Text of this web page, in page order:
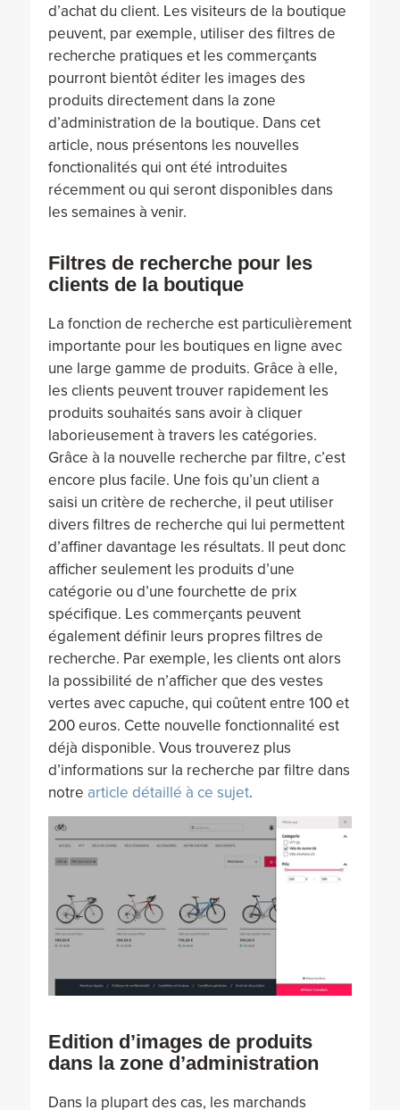
d’achat du client. Les visiteurs de la boutique
peuvent, par exemple, utiliser des filtres de
recherche pratiques et les commerçants
pourront bientôt éditer les images des
produits directement dans la zone
d’administration de la boutique. Dans cet
article, nous présentons les nouvelles
fonctionalités qui ont été introduites
récemment ou qui seront disponibles dans
les semaines à venir.
Filtres de recherche pour les
clients de la boutique
La fonction de recherche est particulièrement
importante pour les boutiques en ligne avec
une large gamme de produits. Grâce à elle,
les clients peuvent trouver rapidement les
produits souhaités sans avoir à cliquer
laborieusement à travers les catégories.
Grâce à la nouvelle recherche par filtre, c’est
encore plus facile. Une fois qu’un client a
saisi un critère de recherche, il peut utiliser
divers filtres de recherche qui lui permettent
d’affiner davantage les résultats. Il peut donc
afficher seulement les produits d’une
catégorie ou d’une fourchette de prix
spécifique. Les commerçants peuvent
également définir leurs propres filtres de
recherche. Par exemple, les clients ont alors
la possibilité de n’afficher que des vestes
vertes avec capuche, qui coûtent entre 100 et
200 euros. Cette nouvelle fonctionnalité est
déjà disponible. Vous trouverez plus
d’informations sur la recherche par filtre dans
notre article détaillé à ce sujet.
Edition d’images de produits
dans la zone d’administration
Dans la plupart des cas, les marchands